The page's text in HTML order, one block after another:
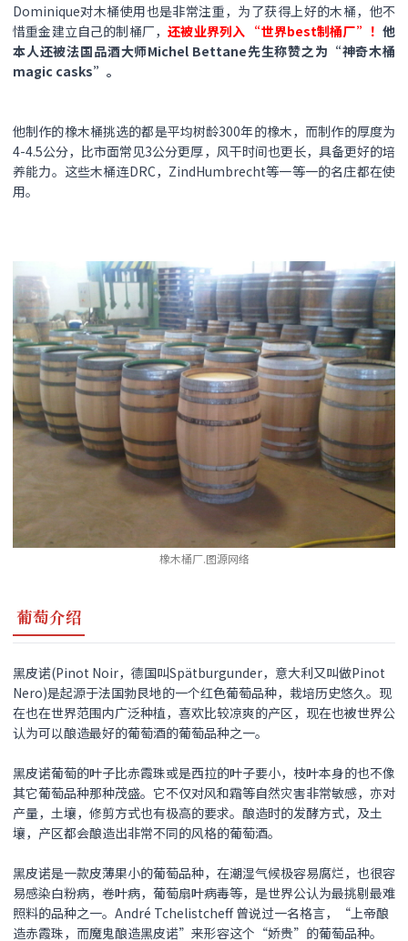
Dominique对木桶使用也是非常注重，为了获得上好的木桶，他不
惜重金建立自己的制桶厂，还被业界列入 “世界best制桶厂”！他
本人还被法国品酒大师Michel Bettane先生称赞之为“神奇木桶
magic casks”。
他制作的橡木桶挑选的都是平均树龄300年的橡木，而制作的厚度为
4-4.5公分，比市面常见3公分更厚，风干时间也更长，具备更好的培
养能力。这些木桶连DRC，ZindHumbrecht等一等一的名庄都在使
用。
橡木桶厂.图源网络
葡萄介绍
黑皮诺(Pinot Noir，德国叫Spätburgunder，意大利又叫做Pinot
Nero)是起源于法国勃艮地的一个红色葡萄品种，栽培历史悠久。现
在也在世界范围内广泛种植，喜欢比较凉爽的产区，现在也被世界公
认为可以酿造最好的葡萄酒的葡萄品种之一。
黑皮诺葡萄的叶子比赤霞珠或是西拉的叶子要小，枝叶本身的也不像
其它葡萄品种那种茂盛。它不仅对风和霜等自然灾害非常敏感，亦对
产量，土壤，修剪方式也有极高的要求。酿造时的发酵方式，及土
壤，产区都会酿造出非常不同的风格的葡萄酒。
黑皮诺是一款皮薄果小的葡萄品种，在潮湿气候极容易腐烂，也很容
易感染白粉病，卷叶病，葡萄扇叶病毒等，是世界公认为最挑剔最难
照料的品种之一。André Tchelistcheff 曾说过一名格言，“上帝酿
造赤霞珠，而魔鬼酿造黑皮诺”来形容这个“娇贵”的葡萄品种。